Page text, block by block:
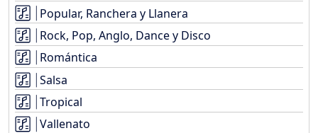
Popular, Ranchera y Llanera
Rock, Pop, Anglo, Dance y Disco
Romántica
Salsa
Tropical
Vallenato